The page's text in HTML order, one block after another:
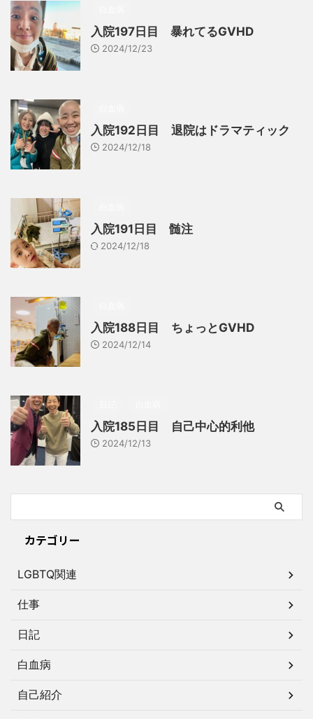
入院197日目 暴れてるGVHD
2024/12/23
入院192日目 退院はドラマティック
2024/12/18
入院191日目 髄注
2024/12/18
入院188日目 ちょっとGVHD
2024/12/14
入院185日目 自己中心的利他
2024/12/13
カテゴリー
LGBTQ関連
仕事
日記
白血病
自己紹介